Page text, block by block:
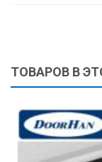
ТОВАРОВ В